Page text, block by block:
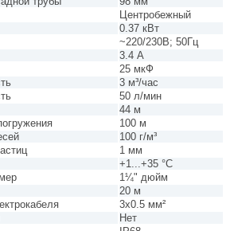
Центробежный
0.37 кВт
~220/230В; 50Гц
3.4 А
25 мкФ
3 м³/час
50 л/мин
44 м
100 м
100 г/м³
1 мм
+1...+35 °С
1¼" дюйм
20 м
3х0.5 мм²
Нет